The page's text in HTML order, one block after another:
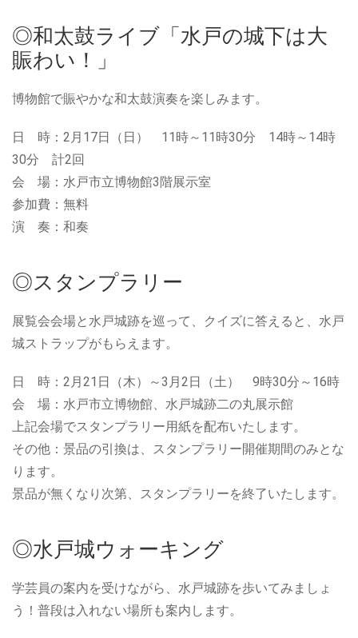
◎和太鼓ライブ「水戸の城下は大
賑わい！」
博物館で賑やかな和太鼓演奏を楽しみます。
日 時：2月17日（日） 11時～11時30分 14時～14時
30分 計2回
会 場：水戸市立博物館3階展示室
参加費：無料
演 奏：和奏
◎スタンプラリー
展覧会会場と水戸城跡を巡って、クイズに答えると、水戸
城ストラップがもらえます。
日 時：2月21日（木）～3月2日（土） 9時30分～16時
会 場：水戸市立博物館、水戸城跡二の丸展示館
上記会場でスタンプラリー用紙を配布いたします。
その他：景品の引換は、スタンプラリー開催期間のみとな
ります。
景品が無くなり次第、スタンプラリーを終了いたします。
◎水戸城ウォーキング
学芸員の案内を受けながら、水戸城跡を歩いてみましょ
う！普段は入れない場所も案内します。